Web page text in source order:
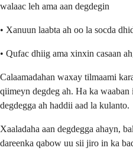
walaac leh ama aan degdegin
• Xanuun laabta ah oo la socda
• Qufac dhiig ama xinxin casaan
Calaamadahan waxay tilmaami
qiimeyn degdeg ah. Ha ka
degdegga ah haddii aad la kulanto.
Xaaladaha aan degdegga ahayn,
dareenka qabow uu sii jiro in ka